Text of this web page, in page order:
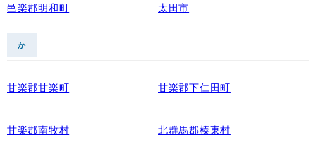
邑楽郡明和町 太田市
か
甘楽郡甘楽町 甘楽郡下仁田町
甘楽郡南牧村 北群馬郡榛東村